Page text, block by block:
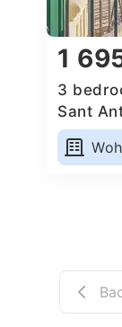
1
3
Sant